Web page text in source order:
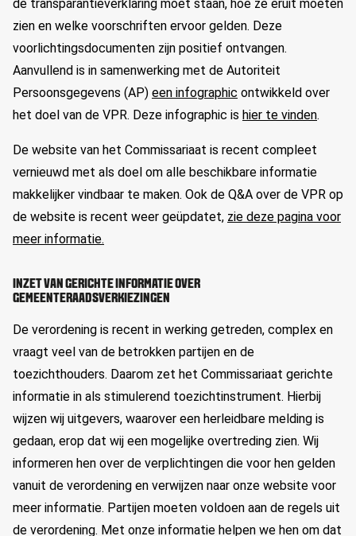
de transparantieverklaring moet staan, hoe ze eruit moeten
zien en welke voorschriften ervoor gelden. Deze
voorlichtingsdocumenten zijn positief ontvangen.
Aanvullend is in samenwerking met de Autoriteit
Persoonsgegevens (AP) een infographic ontwikkeld over
het doel van de VPR. Deze infographic is hier te vinden.
De website van het Commissariaat is recent compleet
vernieuwd met als doel om alle beschikbare informatie
makkelijker vindbaar te maken. Ook de Q&A over de VPR op
de website is recent weer geüpdatet, zie deze pagina voor
meer informatie.
INZET VAN GERICHTE INFORMATIE OVER
GEMEENTERAADSVERKIEZINGEN
De verordening is recent in werking getreden, complex en
vraagt veel van de betrokken partijen en de
toezichthouders. Daarom zet het Commissariaat gerichte
informatie in als stimulerend toezichtinstrument. Hierbij
wijzen wij uitgevers, waarover een herleidbare melding is
gedaan, erop dat wij een mogelijke overtreding zien. Wij
informeren hen over de verplichtingen die voor hen gelden
vanuit de verordening en verwijzen naar onze website voor
meer informatie. Partijen moeten voldoen aan de regels uit
de verordening. Met onze informatie helpen we hen om dat